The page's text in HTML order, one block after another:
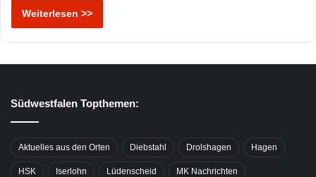
Weiterlesen >>
Südwestfalen Topthemen:
Aktuelles aus den Orten Diebstahl Drolshagen Hagen
HSK Iserlohn Lüdenscheid MK Nachrichten